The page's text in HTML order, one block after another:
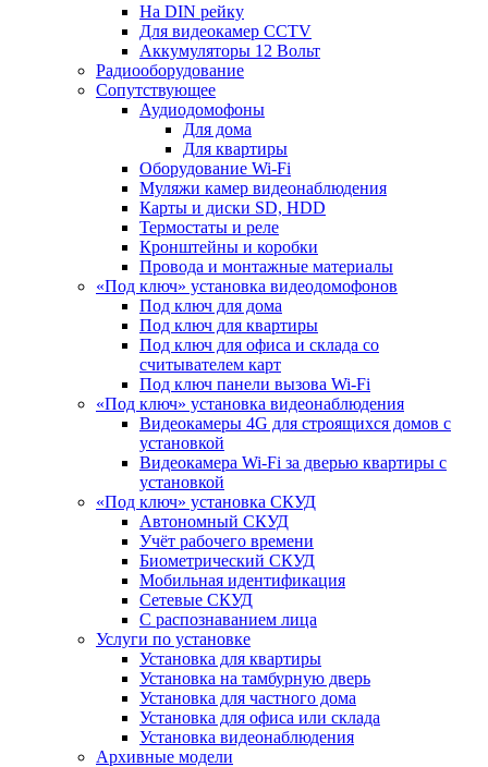
На DIN рейку
Для видеокамер CCTV
Аккумуляторы 12 Вольт
Радиооборудование
Сопутствующее
Аудиодомофоны
Для дома
Для квартиры
Оборудование Wi-Fi
Муляжи камер видеонаблюдения
Карты и диски SD, HDD
Термостаты и реле
Кронштейны и коробки
Провода и монтажные материалы
«Под ключ» установка видеодомофонов
Под ключ для дома
Под ключ для квартиры
Под ключ для офиса и склада со
считывателем карт
Под ключ панели вызова Wi-Fi
«Под ключ» установка видеонаблюдения
Видеокамеры 4G для строящихся домов с
установкой
Видеокамера Wi-Fi за дверью квартиры с
установкой
«Под ключ» установка СКУД
Автономный СКУД
Учёт рабочего времени
Биометрический СКУД
Мобильная идентификация
Сетевые СКУД
С распознаванием лица
Услуги по установке
Установка для квартиры
Установка на тамбурную дверь
Установка для частного дома
Установка для офиса или склада
Установка видеонаблюдения
Архивные модели